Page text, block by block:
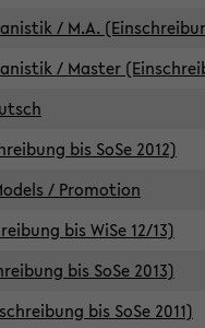
/ M.A.
/ Master
bis SoSe 2012)
/ Promotion
bis WiSe 12/13)
bis SoSe 2013)
bis SoSe 2011)